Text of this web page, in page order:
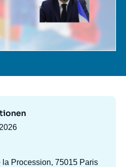
Procession, 75015 Paris